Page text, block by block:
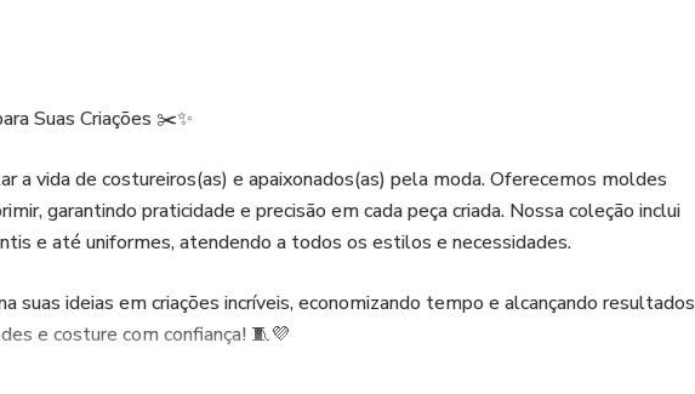
Suas Criações ✂️✨
a vida de costureiros(as) e apaixonados(as) pela moda. Oferecemos moldes
garantindo praticidade e precisão em cada peça criada. Nossa coleção inclui
e até uniformes, atendendo a todos os estilos e necessidades.
suas ideias em criações incríveis, economizando tempo e alcançando resultados
e costure com confiança! 🧵💜